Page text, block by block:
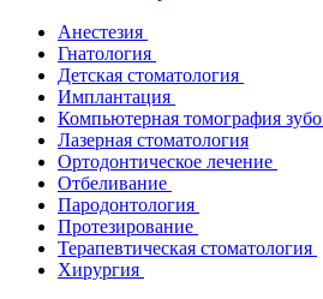
Анестезия
Гнатология
Детская стоматология
Имплантация
Компьютерная томография
Лазерная стоматология
Ортодонтическое лечение
Отбеливание
Пародонтология
Протезирование
Терапевтическая стоматология
Хирургия